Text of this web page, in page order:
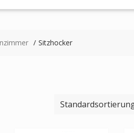
Sitzhocker